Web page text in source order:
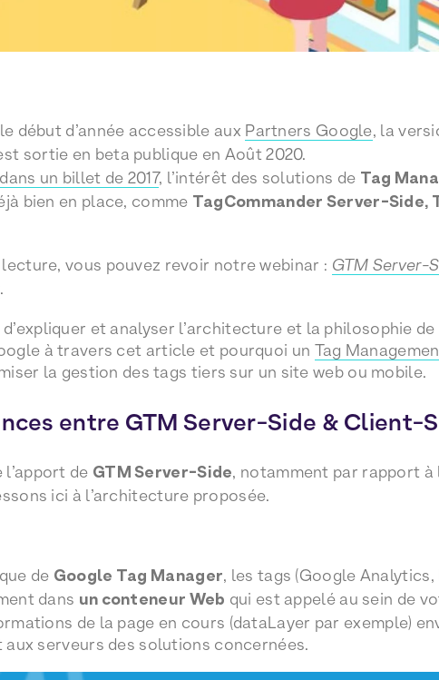
début d’année accessible aux Partners Google, la
sortie en beta publique en Août 2020.
dans un billet de 2017, l’intérêt des solutions de Tag
bien en place, comme TagCommander Server-Side,
vous pouvez revoir notre webinar : GTM Server-
.
et analyser l’architecture et la philosophie
à travers cet article et pourquoi un Tag
la gestion des tags tiers sur un site web ou mobile.
entre GTM Server-Side & Client-
de GTM Server-Side, notamment par rapport
ici à l’architecture proposée.
de Google Tag Manager, les tags (Google
dans un conteneur Web qui est appelé au sein de
de la page en cours (dataLayer par exemple)
serveurs des solutions concernées.